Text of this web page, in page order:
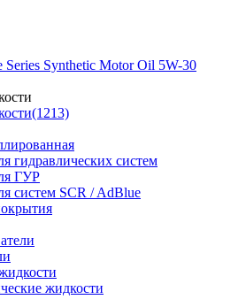
Synthetic Motor Oil 5W-30
(1213)
гидравлических систем
ГУР
систем SCR / AdBlue
жидкости